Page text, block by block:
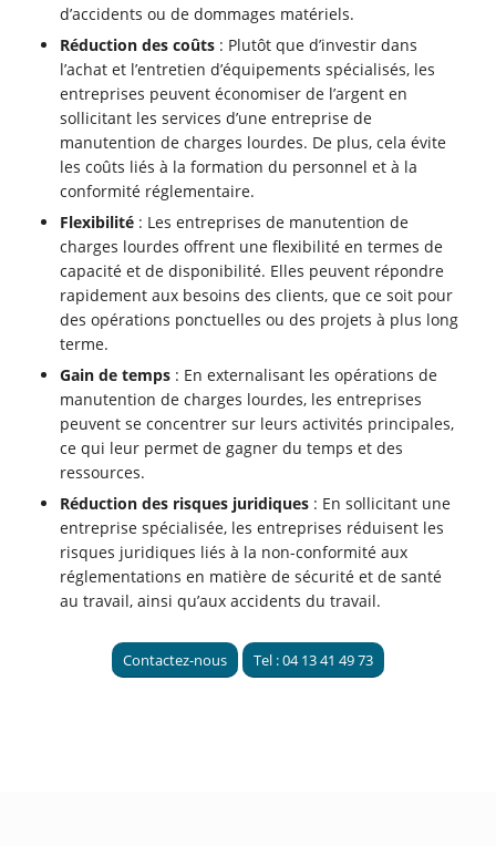
d’accidents ou de dommages matériels.
Réduction des coûts : Plutôt que d’investir dans
l’achat et l’entretien d’équipements spécialisés, les
entreprises peuvent économiser de l’argent en
sollicitant les services d’une entreprise de
manutention de charges lourdes. De plus, cela évite
les coûts liés à la formation du personnel et à la
conformité réglementaire.
Flexibilité : Les entreprises de manutention de
charges lourdes offrent une flexibilité en termes de
capacité et de disponibilité. Elles peuvent répondre
rapidement aux besoins des clients, que ce soit pour
des opérations ponctuelles ou des projets à plus long
terme.
Gain de temps : En externalisant les opérations de
manutention de charges lourdes, les entreprises
peuvent se concentrer sur leurs activités principales,
ce qui leur permet de gagner du temps et des
ressources.
Réduction des risques juridiques : En sollicitant une
entreprise spécialisée, les entreprises réduisent les
risques juridiques liés à la non-conformité aux
réglementations en matière de sécurité et de santé
au travail, ainsi qu’aux accidents du travail.
Contactez-nous Tel : 04 13 41 49 73